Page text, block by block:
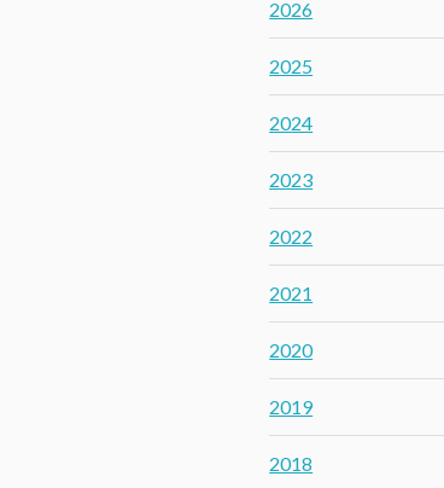
2026
2025
2024
2023
2022
2021
2020
2019
2018